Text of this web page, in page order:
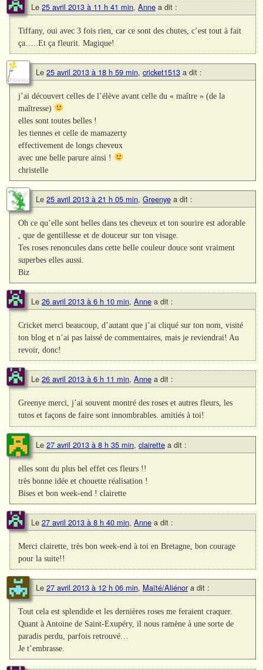
Le 25 avril 2013 à 11 h 41 min, Anne a dit :
Tiffany, oui avec 3 fois rien, car ce sont des chutes, c’est tout à fait
ça…..Et ça fleurit. Magique!
Le 25 avril 2013 à 18 h 59 min, cricket1513 a dit :
j’ai découvert celles de l’élève avant celle du « maître » (de la
maîtresse)
elles sont toutes belles !
les tiennes et celle de mamazerty
effectivement de longs cheveux
avec une belle parure ainsi !
christelle
Le 25 avril 2013 à 21 h 05 min, Greenye a dit :
Oh ce qu’elle sont belles dans tes cheveux et ton sourire est adorable
, que de gentillesse et de douceur sur ton visage.
Tes roses renoncules dans cette belle couleur douce sont vraiment
superbes elles aussi.
Biz
Le 26 avril 2013 à 6 h 10 min, Anne a dit :
Cricket merci beaucoup, d’autant que j’ai cliqué sur ton nom, visité
ton blog et n’ai pas laissé de commentaires, mais je reviendrai! Au
revoir, donc!
Le 26 avril 2013 à 6 h 11 min, Anne a dit :
Greenye merci, j’ai souvent montré des roses et autres fleurs, les
tutos et façons de faire sont innombrables. amitiés à toi!
Le 27 avril 2013 à 8 h 35 min, clairette a dit :
elles sont du plus bel effet ces fleurs !!
très bonne idée et chouette réalisation !
Bises et bon week-end ! clairette
Le 27 avril 2013 à 8 h 40 min, Anne a dit :
Merci clairette, très bon week-end à toi en Bretagne, bon courage
pour la suite!!
Le 27 avril 2013 à 12 h 06 min, Maïté/Aliénor a dit :
Tout cela est splendide et les dernières roses me feraient craquer.
Quant à Antoine de Saint-Exupéry, il nous ramène à une sorte de
paradis perdu, parfois retrouvé…
Je t’embrasse.